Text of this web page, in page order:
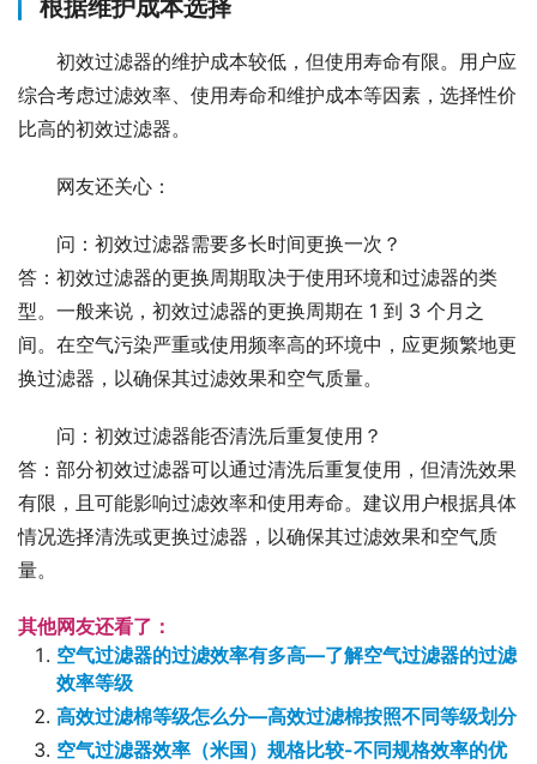
根据维护成本选择
初效过滤器的维护成本较低，但使用寿命有限。用户应
综合考虑过滤效率、使用寿命和维护成本等因素，选择性价
比高的初效过滤器。
网友还关心：
问：初效过滤器需要多长时间更换一次？
答：初效过滤器的更换周期取决于使用环境和过滤器的类
型。一般来说，初效过滤器的更换周期在 1 到 3 个月之
间。在空气污染严重或使用频率高的环境中，应更频繁地更
换过滤器，以确保其过滤效果和空气质量。
问：初效过滤器能否清洗后重复使用？
答：部分初效过滤器可以通过清洗后重复使用，但清洗效果
有限，且可能影响过滤效率和使用寿命。建议用户根据具体
情况选择清洗或更换过滤器，以确保其过滤效果和空气质
量。
其他网友还看了：
空气过滤器的过滤效率有多高—了解空气过滤器的过滤
效率等级
高效过滤棉等级怎么分—高效过滤棉按照不同等级划分
空气过滤器效率（米国）规格比较-不同规格效率的优